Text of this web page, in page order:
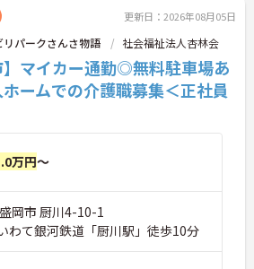
更新日：2026年08月05日
パークさんさ物語 社会福祉法人杏林会
】マイカー通勤◎無料駐車場あ
ームでの介護職募集＜正社員
万円～
岡市 厨川4-10-1
わて銀河鉄道「厨川駅」徒歩10分